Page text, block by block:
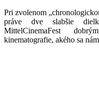
Pri zvolenom
práve dve slabšie
MittelCinemaFest
kinematografie, akého sa